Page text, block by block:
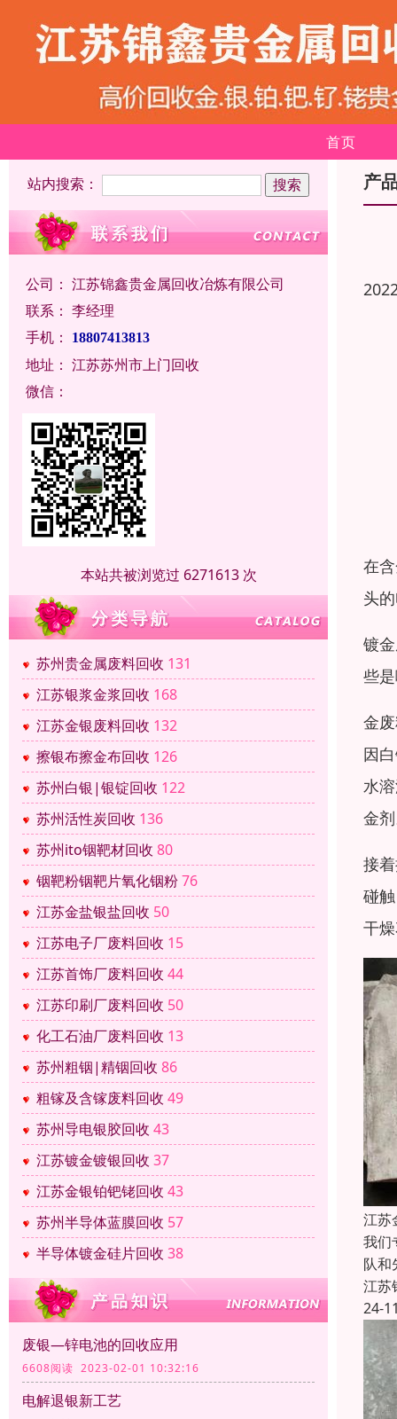
首页
站内搜索：
公司： 江苏锦鑫贵金属回收冶炼有限公司
联系： 李经理
手机：
18807413813
地址： 江苏苏州市上门回收
微信：
本站共被浏览过 6271613 次
苏州贵金属废料回收 131
江苏银浆金浆回收 168
江苏金银废料回收 132
擦银布擦金布回收 126
苏州白银|银锭回收 122
苏州活性炭回收 136
苏州ito铟靶材回收 80
铟靶粉铟靶片氧化铟粉76
江苏金盐银盐回收 50
江苏电子厂废料回收 15
江苏首饰厂废料回收 44
江苏印刷厂废料回收 50
化工石油厂废料回收 13
苏州粗铟|精铟回收 86
粗镓及含镓废料回收 49
苏州导电银胶回收 43
江苏镀金镀银回收 37
江苏金银铂钯铑回收 43
苏州半导体蓝膜回收 57
半导体镀金硅片回收 38
废银—锌电池的回收应用
6608阅读 2023-02-01 10:32:16
电解退银新工艺
产
在
头
镀
些
金
因
水
金
接
碰
干
江苏
我们
队和
江苏
24-